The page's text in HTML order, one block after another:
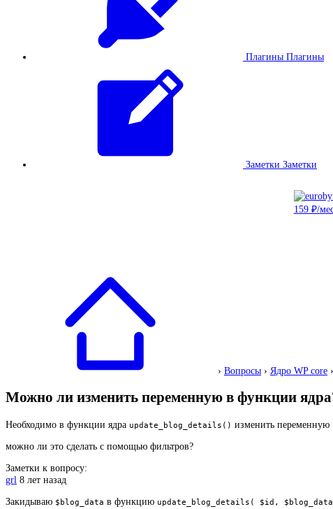
Плагины Плагины
Заметки Заметки
› Вопросы › Ядро WP core ›
Можно ли изменить переменную в функции
Необходимо в функции ядра update_blog_details() изменить переменную
можно ли это сделать с помощью фильтров?
Заметки к вопросу:
grl 8 лет назад
Закидываю $blog_data в функцию update_blog_details( $id,